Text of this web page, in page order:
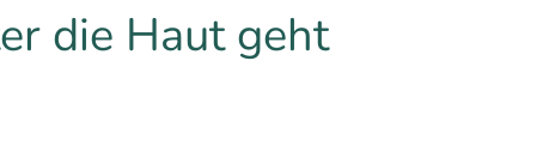
die Haut geht